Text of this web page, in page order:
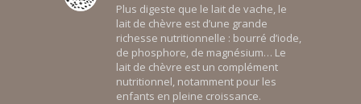
Plus digeste que le lait de vache, le
lait de chèvre est d’une grande
richesse nutritionnelle : bourré d’iode,
de phosphore, de magnésium… Le
lait de chèvre est un complément
nutritionnel, notamment pour les
enfants en pleine croissance.